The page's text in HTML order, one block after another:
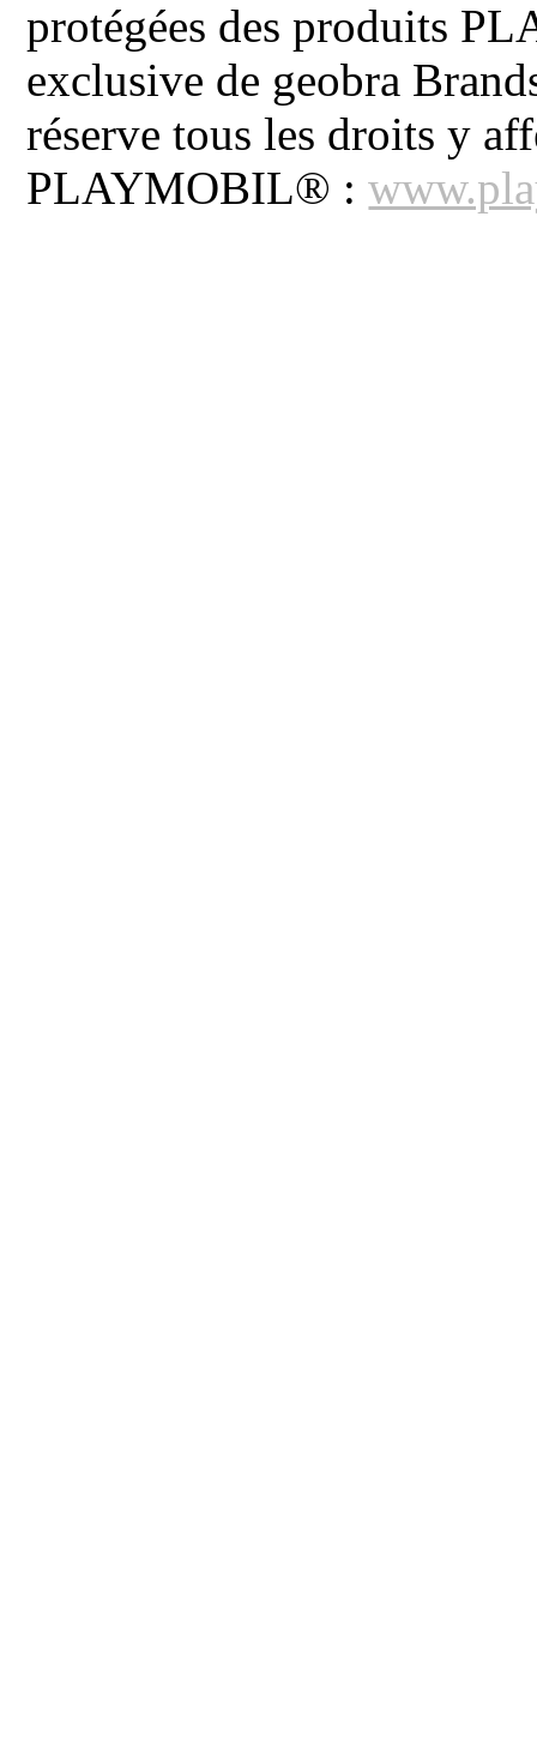
protégées des produits
exclusive de geobra
réserve tous les droits y
PLAYMOBIL® :